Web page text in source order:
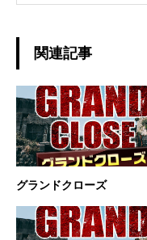
関連記事
グランドクローズ